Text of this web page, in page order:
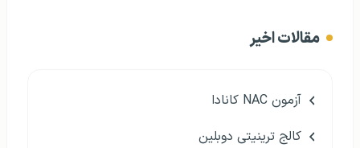
مقالات اخیر
آزمون NAC کانادا
کالج ترینیتی دوبلین